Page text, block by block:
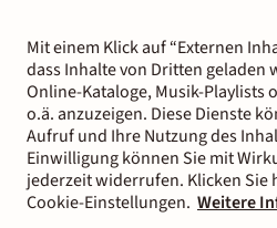
Mit einem Klick auf “Externen
dass Inhalte von Dritten geladen
Online-Kataloge, Musik-Playlists
o.ä. anzuzeigen. Diese Dienste
Aufruf und Ihre Nutzung des
Einwilligung können Sie mit
jederzeit widerrufen. Klicken Sie
Cookie-Einstellungen. Weitere